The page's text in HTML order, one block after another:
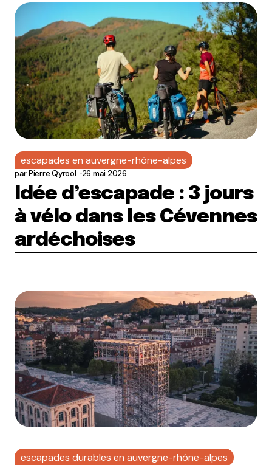
escapades en auvergne-rhône-alpes
parPierre Qyrool 26 mai 2026
Idée d’escapade : 3 jours
à vélo dans les Cévennes
ardéchoises
escapades durables en auvergne-rhône-alpes